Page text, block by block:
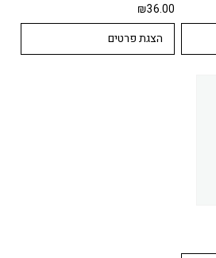
₪36.00
הצגת פרטים